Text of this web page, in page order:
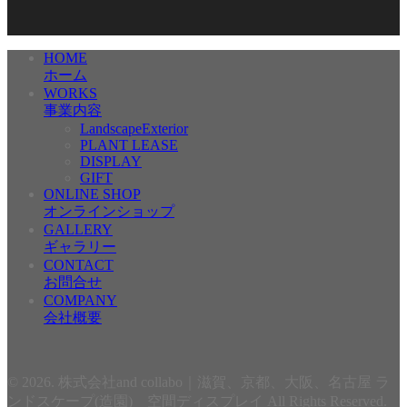
HOME
ホーム
WORKS
事業内容
LandscapeExterior
PLANT LEASE
DISPLAY
GIFT
ONLINE SHOP
オンラインショップ
GALLERY
ギャラリー
CONTACT
お問合せ
COMPANY
会社概要